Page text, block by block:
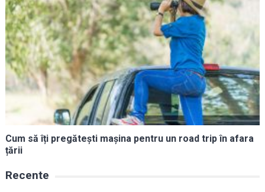
Cum să îți pregătești mașina pentru un road trip în afara
țării
Recente